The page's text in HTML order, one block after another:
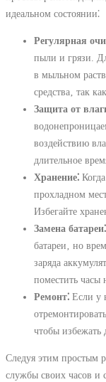
идеальном состоянии⁚
Регулярная
пыли и грязи.
в мыльном
средства‚ так
Защита от
воздействию
длительное
Хранение⁚
прохладном
Избегайте
Замена батареи⁚
батареи‚ но
заряда
поместить часы
Ремонт⁚ Если у
чтобы избежать
Следуя этим простым
службы своих часов и